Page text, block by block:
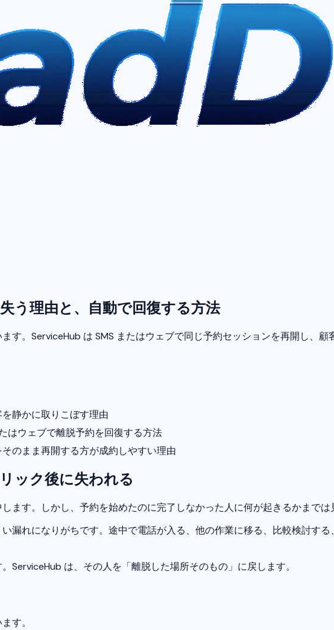
う理由と、自動で回復する方法
す。ServiceHub は SMS またはウェブで同じ予約セッションを再開し、顧
静かに取りこぼす理由
はウェブで離脱予約を回復する方法
のまま再開する方が成約しやすい理由
ック後に失われる
ます。しかし、予約を始めたのに完了しなかった人に何が起きるかまでは
漏れになりがちです。途中で電話が入る、他の作業に移る、比較検討す
ServiceHub は、その人を「離脱した場所そのもの」に戻します。
す。